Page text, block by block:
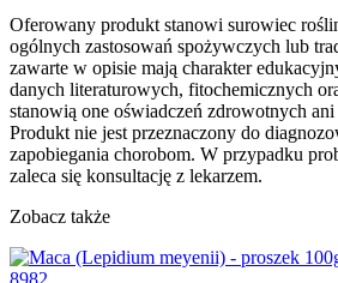
Oferowany produkt stanowi surowiec
ogólnych zastosowań spożywczych lub
zawarte w opisie mają charakter
danych literaturowych, fitochemicznych
stanowią one oświadczeń zdrowotnych
Produkt nie jest przeznaczony do
zapobiegania chorobom. W przypadku
zaleca się konsultację z lekarzem.
Zobacz także